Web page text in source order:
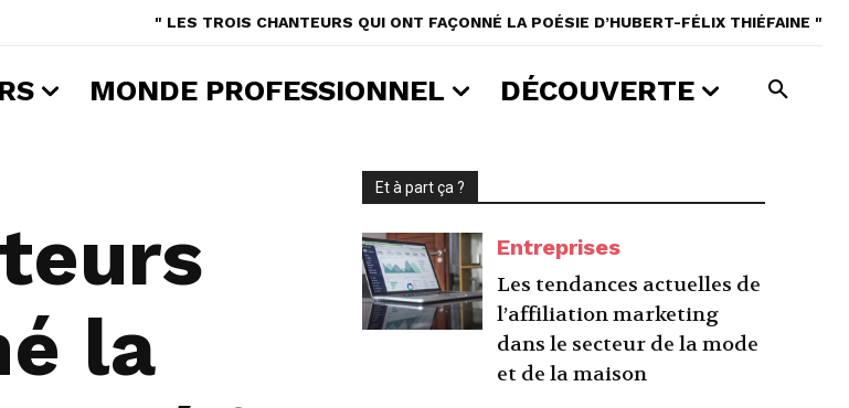
" LES TROIS CHANTEURS QUI ONT FAÇONNÉ LA POÉSIE D’HUBERT-FÉLIX THIÉFAINE "
MONDE PROFESSIONNEL DÉCOUVERTE
la
Et à part ça ?
Entreprises
Les tendances actuelles de
l’affiliation marketing
dans le secteur de la mode
et de la maison